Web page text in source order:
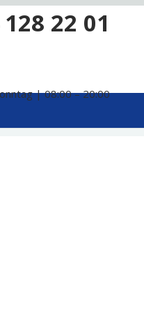
22 01
| 08:00 – 20:00